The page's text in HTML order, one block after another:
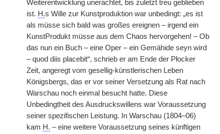
Weiterentwicklung unerachtet, bis zuletzt treu geblieben
ist. H.s Wille zur Kunstproduktion war unbedingt: „es ist
als müsse sich bald was großes ereignen – irgend ein
KunstProdukt müsse aus dem Chaos hervorgehen! – Ob
das nun ein Buch – eine Oper – ein Gemähide seyn wird
– quod diis placebit“, schrieb er am Ende der Płocker
Zeit, angeregt vom gesellig-künstlerischen Leben
Königsbergs, das er vor seiner Versetzung als Rat nach
Warschau noch einmal besucht hatte. Diese
Unbedingtheit des Ausdruckswillens war Voraussetzung
seiner spezifischen Leistung. In Warschau (1804–06)
kam H. – eine weitere Voraussetzung seines künftigen